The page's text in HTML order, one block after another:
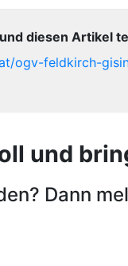
diesen Artikel
ogv-feldkirch-
und
Dann